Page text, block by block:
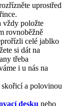
uprostřed
vždy položte
rovnoběžně
celé jablko
si dát na
třeba
i u nás na
skořicí a polovinou
desku nebo